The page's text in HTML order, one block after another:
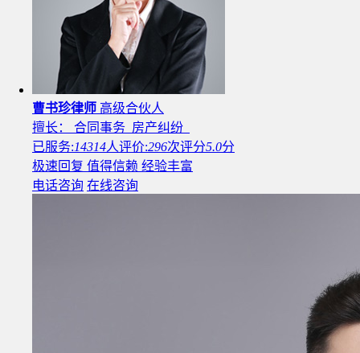
曹书珍律师 高级合伙人
擅长： 合同事务 房产纠纷
已服务:14314人评价:296次评分5.0分
极速回复 值得信赖 经验丰富
电话咨询 在线咨询